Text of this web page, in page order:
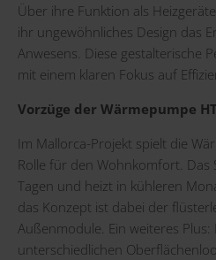
Über ihre Funktion als
ihr ungewöhnliches Design das
Anwesens. Diese gestalterische
mit einem klaren Fokus auf
Vorzüge der Wärmepumpe
Im Mallorca-Projekt spielt die
Rolle für den Wohnkomfort. Das
Tagen und heizt in kühleren
das Konzept ist dabei der
Außenmodule. Ein weiteres
unterschiedlichen